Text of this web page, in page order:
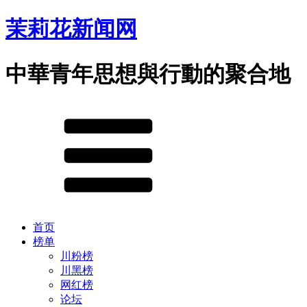
茉莉花新闻网
中華青年思想與行動的聚合地
首页
榜单
川粉榜
川黑榜
网红榜
论坛